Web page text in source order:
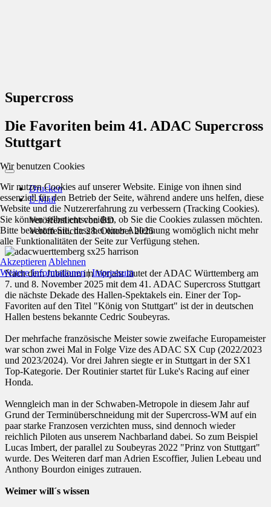
Supercross
Die Favoriten beim 41. ADAC Supercross
Stuttgart
Drucken
E-Mail
Veröffentlicht vonBD
Veröffentlicht: 28. Oktober 2025
Nach dem Jubiläum im Vorjahr läutet der ADAC Württemberg am
7. und 8. November 2025 mit dem 41. ADAC Supercross Stuttgart
die nächste Dekade des Hallen-Spektakels ein. Einer der Top-
Favoriten auf den Titel "König von Stuttgart" ist der in deutschen
Hallen bestens bekannte Cedric Soubeyras.
Der mehrfache französische Meister sowie zweifache Europameister
war schon zwei Mal in Folge Vize des ADAC SX Cup (2022/2023
und 2023/2024). Vor drei Jahren siegte er in Stuttgart in der SX1
Top-Kategorie. Der Routinier startet für Luke's Racing auf einer
Honda.
Wenngleich man in der Schwaben-Metropole in diesem Jahr auf
Grund der Terminüberschneidung mit der Supercross-WM auf ein
paar starke Franzosen verzichten muss, sind dennoch wieder
reichlich Piloten aus unserem Nachbarland dabei. So zum Beispiel
Lucas Imbert, der parallel zu Soubeyras 2022 "Prinz von Stuttgart"
wurde. Des Weiteren darf man Adrien Escoffier, Julien Lebeau und
Anthony Bourdon einiges zutrauen.
Weimer will´s wissen
Wir benutzen Cookies
Wir nutzen Cookies auf unserer Website. Einige von ihnen sind
essenziell für den Betrieb der Seite, während andere uns helfen, diese
Website und die Nutzererfahrung zu verbessern (Tracking Cookies).
Sie können selbst entscheiden, ob Sie die Cookies zulassen möchten.
Bitte beachten Sie, dass bei einer Ablehnung womöglich nicht mehr
alle Funktionalitäten der Seite zur Verfügung stehen.
Akzeptieren Ablehnen
Weitere Informationen|Impressum